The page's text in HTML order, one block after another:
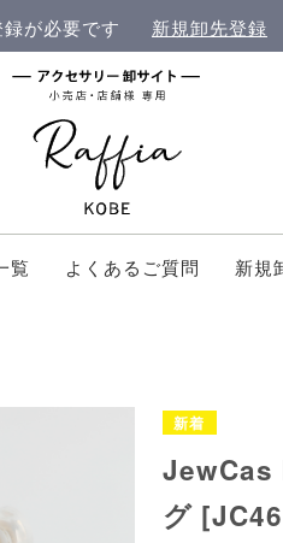
が必要です 新規卸先登録
覧 よくあるご質問 新規
JewCas
グ